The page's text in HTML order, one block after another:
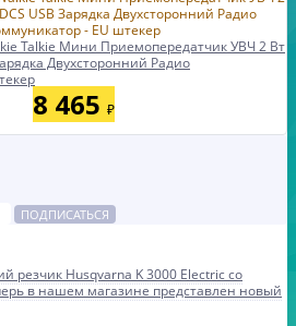
Talkie Мини Приемопередатчик УВЧ 2 Вт
Двухсторонний Радио
8 465 ₽
ПОДПИСАТЬСЯ
резчик Husqvarna K 3000 Electric со
в нашем магазине представлен новый